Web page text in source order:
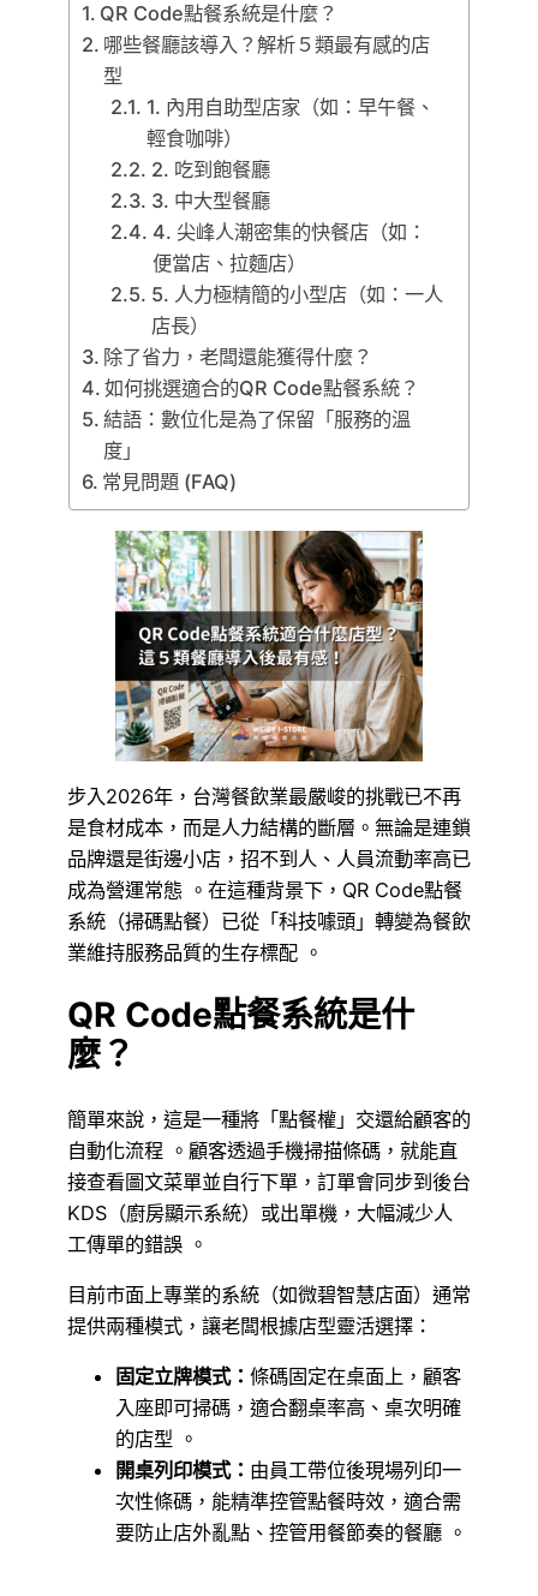
QR Code點餐系統是什麼？
哪些餐廳該導入？解析５類最有感的店
型
1. 內用自助型店家（如：早午餐、
輕食咖啡）
2. 吃到飽餐廳
3. 中大型餐廳
4. 尖峰人潮密集的快餐店（如：
便當店、拉麵店）
5. 人力極精簡的小型店（如：一人
店長）
除了省力，老闆還能獲得什麼？
如何挑選適合的QR Code點餐系統？
結語：數位化是為了保留「服務的溫
度」
常見問題 (FAQ)
步入2026年，台灣餐飲業最嚴峻的挑戰已不再
是食材成本，而是人力結構的斷層。無論是連鎖
品牌還是街邊小店，招不到人、人員流動率高已
成為營運常態 。在這種背景下，QR Code點餐
系統（掃碼點餐）已從「科技噱頭」轉變為餐飲
業維持服務品質的生存標配 。
QR Code點餐系統是什
麼？
簡單來說，這是一種將「點餐權」交還給顧客的
自動化流程 。顧客透過手機掃描條碼，就能直
接查看圖文菜單並自行下單，訂單會同步到後台
KDS（廚房顯示系統）或出單機，大幅減少人
工傳單的錯誤 。
目前市面上專業的系統（如微碧智慧店面）通常
提供兩種模式，讓老闆根據店型靈活選擇：
固定立牌模式： 條碼固定在桌面上，顧客
入座即可掃碼，適合翻桌率高、桌次明確
的店型 。
開桌列印模式： 由員工帶位後現場列印一
次性條碼，能精準控管點餐時效，適合需
要防止店外亂點、控管用餐節奏的餐廳 。